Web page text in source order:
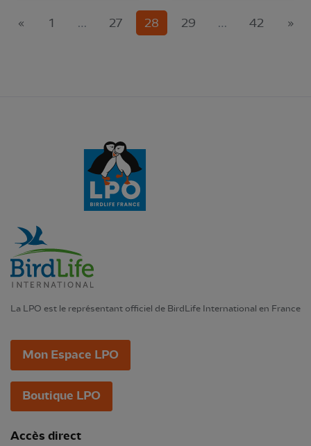
« 1 … 27 28 (current)
29 … 42 »
La LPO est le représentant officiel de BirdLife International en France
Mon Espace LPO
Boutique LPO
Accès direct